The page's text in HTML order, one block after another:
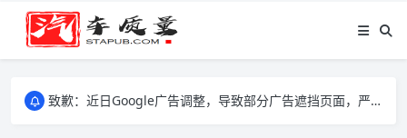
致歉：近日Google广告调整，导致部分广告遮挡页面，严重影响大家访问体验，将尽快调整完成，由此带来的不便，特意致歉！
致歉：近日Google广告调整，导致部分广告遮挡页面，严重影响大家访问体验，将尽快调整完成，由此带来的不便，特意致歉！